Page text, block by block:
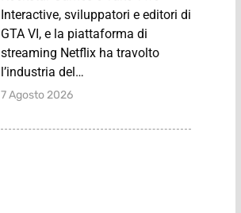
Interactive, sviluppatori e editori di
GTA VI, e la piattaforma di
streaming Netflix ha travolto
l’industria del…
7 Agosto 2026